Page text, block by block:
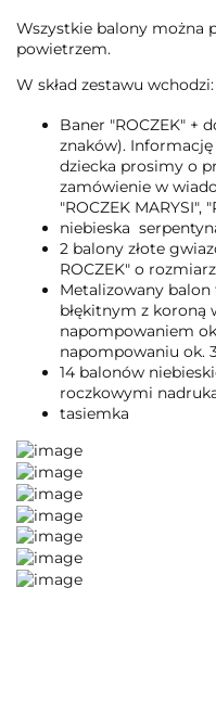
Wszystkie balony można
powietrzem.
W skład zestawu wchodzi:
Baner "ROCZEK" +
znaków).
dziecka prosimy o
zamówienie w
"ROCZEK MARYSI",
niebieska
2 balony złote
ROCZEK" o
Metalizowany balon
błękitnym z koroną
napompowaniem
napompowaniu ok.
14 balonów
roczkowymi
tasiemka